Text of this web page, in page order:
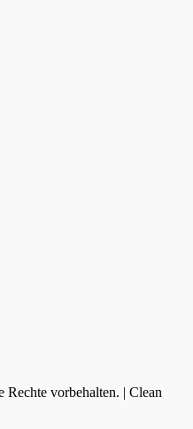
Rechte vorbehalten. | Clean